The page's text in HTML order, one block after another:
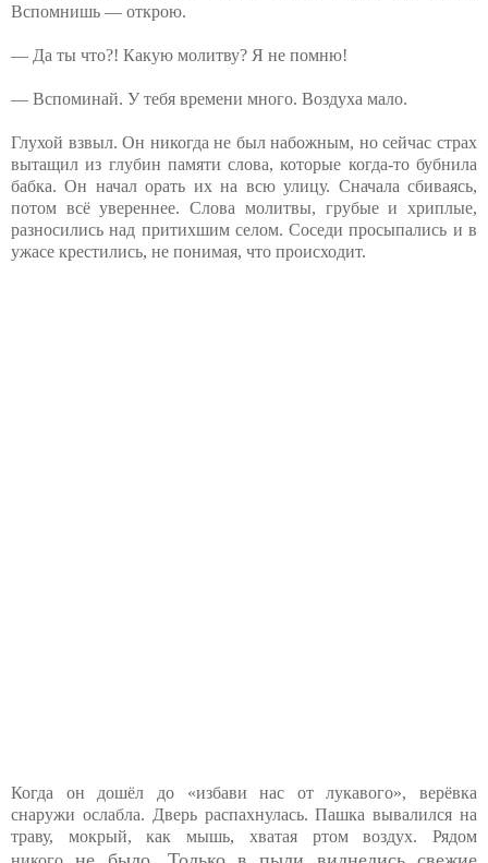
Вспомнишь — открою.
— Да ты что?! Какую молитву? Я не помню!
— Вспоминай. У тебя времени много. Воздуха мало.
Глухой взвыл. Он никогда не был набожным, но сейчас страх
вытащил из глубин памяти слова, которые когда-то бубнила
бабка. Он начал орать их на всю улицу. Сначала сбиваясь,
потом всё увереннее. Слова молитвы, грубые и хриплые,
разносились над притихшим селом. Соседи просыпались и в
ужасе крестились, не понимая, что происходит.
Когда он дошёл до «избави нас от лукавого», верёвка
снаружи ослабла. Дверь распахнулась. Пашка вывалился на
траву, мокрый, как мышь, хватая ртом воздух. Рядом